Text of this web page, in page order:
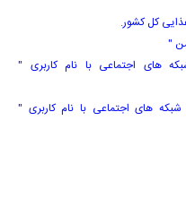
کل کشور.
"
های اجتماعی با نام کاربری "
های اجتماعی با نام کاربری "